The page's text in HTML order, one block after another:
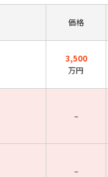
価格
3,500
万円
–
–